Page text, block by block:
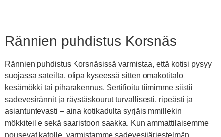
Rännien puhdistus Korsnäs
Rännien puhdistus Korsnäsissä varmistaa, että kotisi pysyy
suojassa sateilta, olipa kyseessä sitten omakotitalo,
kesämökki tai piharakennus. Sertifioitu tiimimme siistii
sadevesirännit ja räystäskourut turvallisesti, ripeästi ja
asiantuntevasti – aina kotikadulta syrjäisimmillekin
mökkiteille sekä saaristoon saakka. Kun ammattilaisemme
nousevat katolle, varmistamme sadevesijärjestelmän